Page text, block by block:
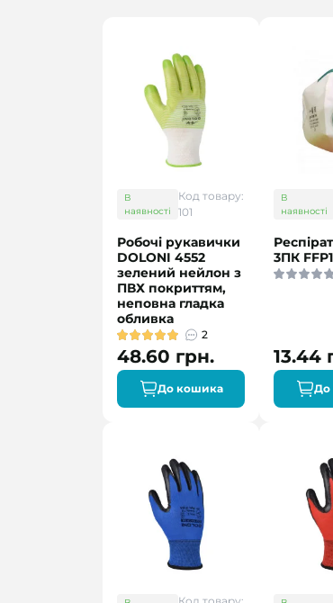
В
наявності
Код товару:
101
Робочі рукавички
DOLONI 4552
зелений нейлон з
ПВХ покриттям,
неповна гладка
обливка
2
48.60 грн.
До кошика
В
наявності
3ПК FFP1
13.44
До